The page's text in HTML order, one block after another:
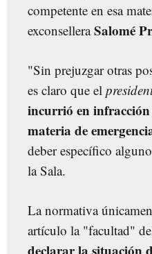
competente en esa
exconselleraSalomé
"Sin prejuzgar otras
es claro que el
incurrió en
materia de
deber específico
la Sala.
La normativa
artículo la "facultad"
declarar la situación